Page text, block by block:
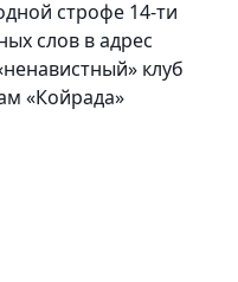
строфе 14-ти
слов в адрес
клуб
«Койрада»